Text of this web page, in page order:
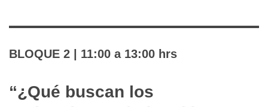
BLOQUE 2 | 11:00 a 13:00 hrs
“¿Qué buscan los